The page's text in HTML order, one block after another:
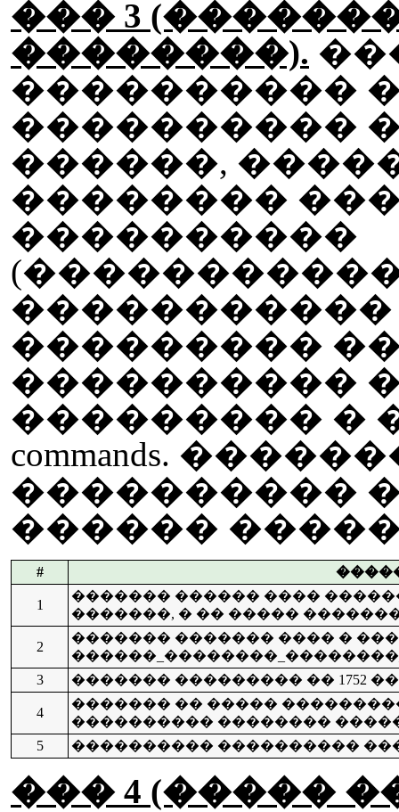
��� 3
��������).
����������
����������
������,
��������
����������
���������
����������
��������� �
commands.
����������
������ �������
#
1
������� ������ ����
�������, � �� �����
2
������� ������� ���� �
3
������� ��������� �� 1752 ���
4
������� �� ����� ����������
���������� ��������
5
���������� ���������� ����
��� 4 (�����